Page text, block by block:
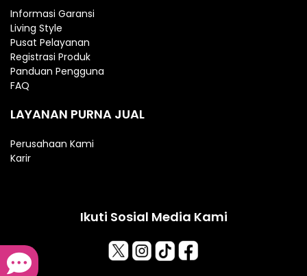
Informasi Garansi
Living Style
Pusat Pelayanan
Registrasi Produk
Panduan Pengguna
FAQ
LAYANAN PURNA JUAL
Perusahaan Kami
Karir
Ikuti Sosial Media Kami